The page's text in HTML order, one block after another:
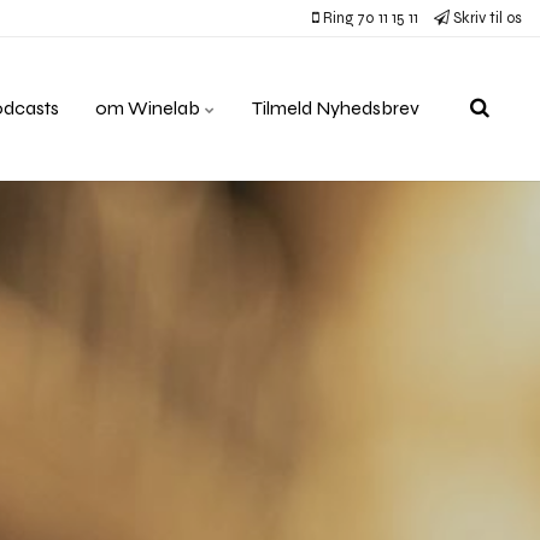
Ring 70 11 15 11 Skriv til os
om Winelab Tilmeld Nyhedsbrev